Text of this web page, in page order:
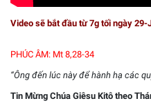
Video sẽ bắt đầu từ 7g tối ngày
PHÚC ÂM: Mt 8,28-34
“Ông đến lúc này để hành hạ các
Tin Mừng Chúa Giêsu Kitô theo